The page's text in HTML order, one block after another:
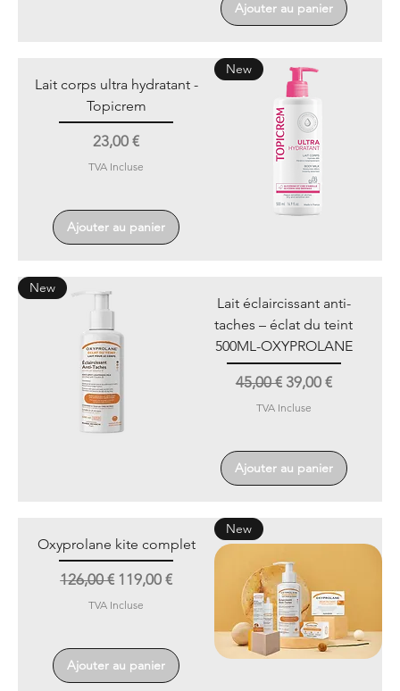
Ajouter au panier
New
Lait corps ultra hydratant -
Topicrem
Prix
23,00 €
TVA Incluse
Ajouter au panier
New
Lait éclaircissant anti-
taches – éclat du teint
500ML-OXYPROLANE
Prix original
45,00 € Prix
39,00 €
TVA Incluse
Ajouter au panier
New
Oxyprolane kite complet
Prix original
126,00 € Prix promotionnel
119,00 €
TVA Incluse
Ajouter au panier